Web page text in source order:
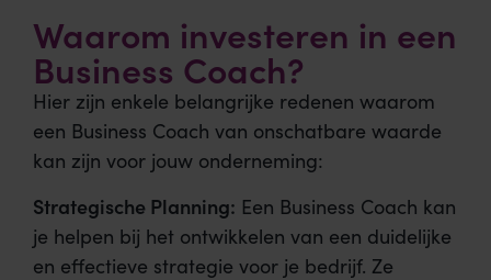
Waarom investeren in een
Business Coach?
Hier zijn enkele belangrijke redenen waarom
een Business Coach van onschatbare waarde
kan zijn voor jouw onderneming:
Strategische Planning: Een Business Coach kan
je helpen bij het ontwikkelen van een duidelijke
en effectieve strategie voor je bedrijf. Ze